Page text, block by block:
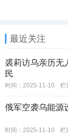
最近关注
裘莉访乌亲历无
民
时间：2025-11-10 栏
俄军空袭乌能源
时间：2025-11-10 栏